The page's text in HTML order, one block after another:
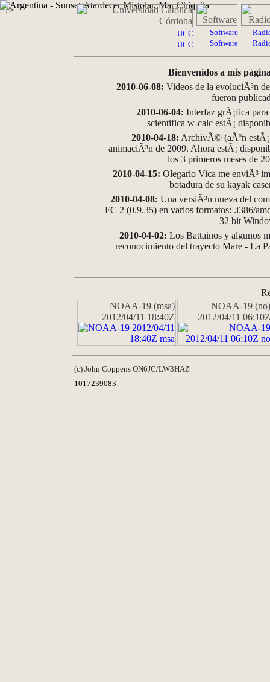
?>
UCC
UCC
Software
Software
Bienvenidos a mis
2010-06-08: Videos de la evoluciÃ³n
fueron
2010-06-04: Interfaz grÃ¡fica
scientifica w-calc estÃ¡
2010-04-18: ArchivÃ© (aÃºn
animaciÃ³n de 2009. Ahora estÃ¡
los 3 primeros meses de
2010-04-15: Olegario Vica me enviÃ³
botadura de su kayak
2010-04-08: Una versiÃ³n nueva del
FC 2 (0.9.35) en varios formatos: .i386/
32 bit
2010-04-02: Los Battainos y algunos
reconocimiento del trayecto Mare - La
NOAA-19 (msa)
2012/04/11 18:40Z
NOAA-19 (no)
2012/04/11 06:10Z
(c) John Coppens ON6JC/LW3HAZ
1017239083